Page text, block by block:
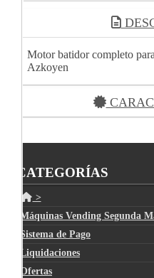
Motor batidor completo
Azkoyen
CATEGORÍAS
>
Máquinas Vending Segunda
Sistema de Pago
Liquidaciones
Ofertas